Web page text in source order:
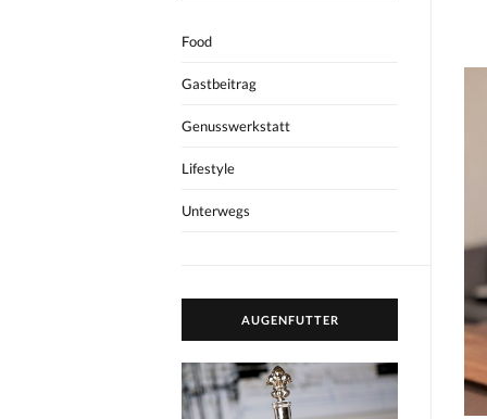
Food
Gastbeitrag
Genusswerkstatt
Lifestyle
Unterwegs
AUGENFUTTER